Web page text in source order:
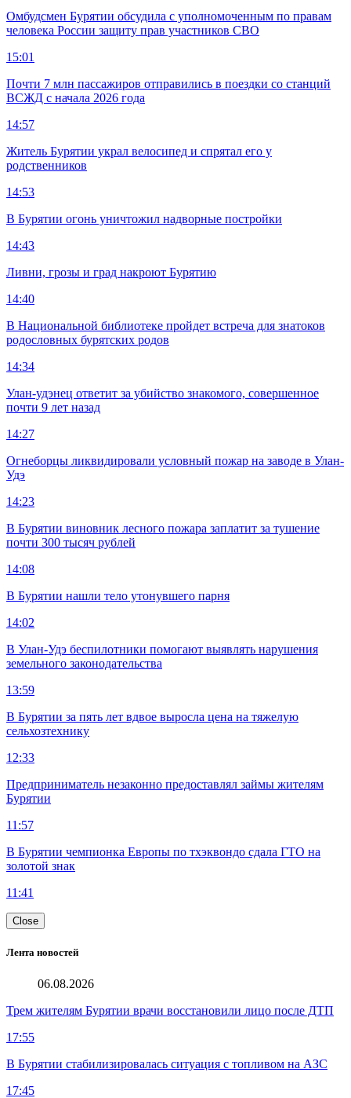
Омбудсмен Бурятии обсудила с уполномоченным по правам
человека России защиту прав участников СВО
15:01
Почти 7 млн пассажиров отправились в поездки со станций
ВСЖД с начала 2026 года
14:57
Житель Бурятии украл велосипед и спрятал его у
родственников
14:53
В Бурятии огонь уничтожил надворные постройки
14:43
Ливни, грозы и град накроют Бурятию
14:40
В Национальной библиотеке пройдет встреча для знатоков
родословных бурятских родов
14:34
Улан-удэнец ответит за убийство знакомого, совершенное
почти 9 лет назад
14:27
Огнеборцы ликвидировали условный пожар на заводе в Улан-
Удэ
14:23
В Бурятии виновник лесного пожара заплатит за тушение
почти 300 тысяч рублей
14:08
В Бурятии нашли тело утонувшего парня
14:02
В Улан-Удэ беспилотники помогают выявлять нарушения
земельного законодательства
13:59
В Бурятии за пять лет вдвое выросла цена на тяжелую
сельхозтехнику
12:33
Предприниматель незаконно предоставлял займы жителям
Бурятии
11:57
В Бурятии чемпионка Европы по тхэквондо сдала ГТО на
золотой знак
11:41
Close
Лента новостей
06.08.2026
Трем жителям Бурятии врачи восстановили лицо после ДТП
17:55
В Бурятии стабилизировалась ситуация с топливом на АЗС
17:45